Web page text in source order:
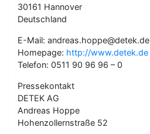
30161 Hannover
Deutschland
E-Mail: andreas.hoppe@detek.de
Homepage: http://www.detek.de
Telefon: 0511 90 96 96 – 0
Pressekontakt
DETEK AG
Andreas Hoppe
Hohenzollernstraße 52